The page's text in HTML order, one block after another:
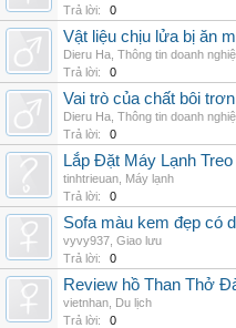
Trả lời:
0
Vật liệu chịu lửa bị ăn
Dieru Ha Thông tin doanh
Trả lời:
0
Vai trò của chất bôi
Dieru Ha Thông tin doanh
Trả lời:
0
Lắp Đặt Máy Lạnh
tinhtrieuan Máy lạnh
Trả lời:
0
Sofa màu kem đẹp có
vyvy937 Giao lưu
Trả lời:
0
Review hồ Than Thở
vietnhan Du lịch
Trả lời:
0